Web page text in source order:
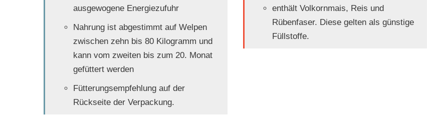
ausgewogene Energiezufuhr
Nahrung ist abgestimmt auf Welpen
zwischen zehn bis 80 Kilogramm und
kann vom zweiten bis zum 20. Monat
gefüttert werden
Fütterungsempfehlung auf der
Rückseite der Verpackung.
enthält Volkornmais, Reis und
Rübenfaser. Diese gelten als günstige
Füllstoffe.